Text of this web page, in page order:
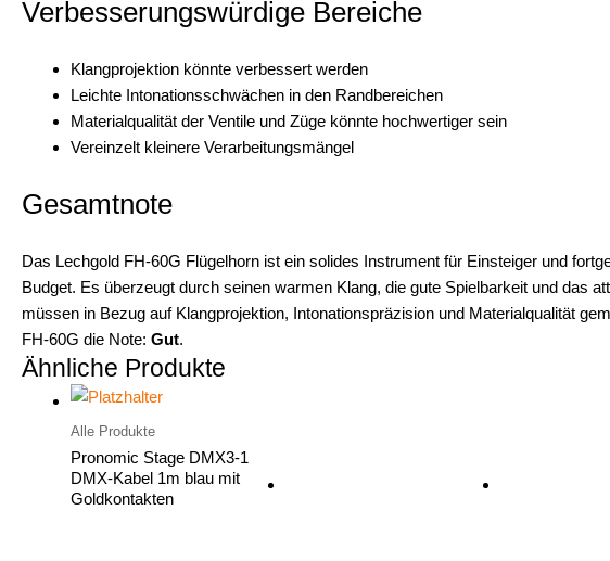
Verbesserungswürdige Bereiche
Klangprojektion könnte verbessert werden
Leichte Intonationsschwächen in den Randbereichen
Materialqualität der Ventile und Züge könnte hochwertiger sein
Vereinzelt kleinere Verarbeitungsmängel
Gesamtnote
Das Lechgold FH-60G Flügelhorn ist ein solides Instrument für Einsteiger und
Budget. Es überzeugt durch seinen warmen Klang, die gute Spielbarkeit und das
müssen in Bezug auf Klangprojektion, Intonationspräzision und Materialqualität
FH-60G die Note: Gut.
Ähnliche Produkte
Alle Produkte
Pronomic Stage DMX3-1
DMX-Kabel 1m blau mit
Goldkontakten